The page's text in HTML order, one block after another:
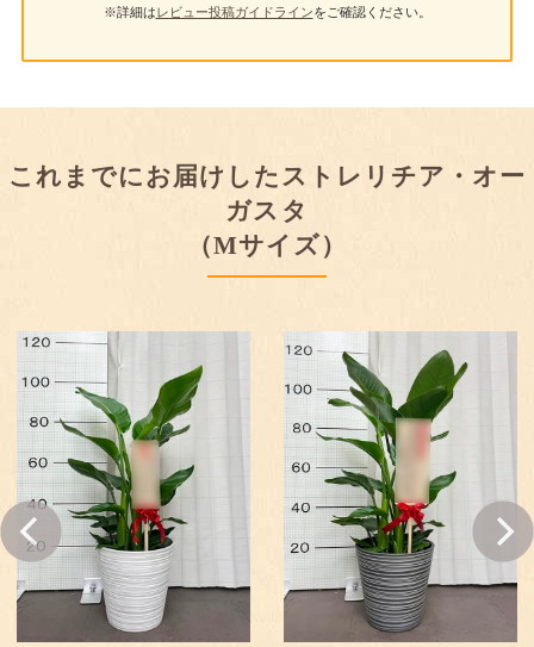
※詳細はレビュー投稿ガイドラインをご確認ください。
これまでにお届けしたストレリチア・オー
ガスタ
（Mサイズ）